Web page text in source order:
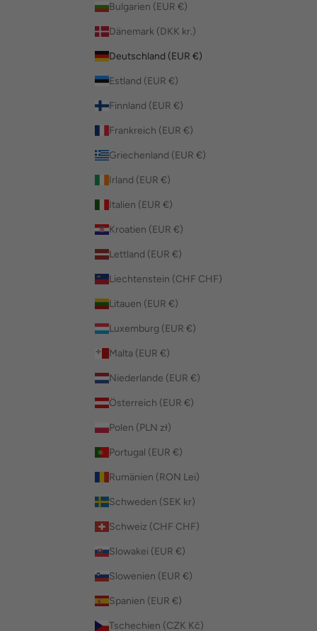
Bulgarien (EUR €)
Dänemark (DKK kr.)
Deutschland (EUR €)
Estland (EUR €)
Finnland (EUR €)
Frankreich (EUR €)
Griechenland (EUR €)
Irland (EUR €)
Italien (EUR €)
Kroatien (EUR €)
Lettland (EUR €)
Liechtenstein (CHF CHF)
Litauen (EUR €)
Luxemburg (EUR €)
Malta (EUR €)
Niederlande (EUR €)
Österreich (EUR €)
Polen (PLN zł)
Portugal (EUR €)
Rumänien (RON Lei)
Schweden (SEK kr)
Schweiz (CHF CHF)
Slowakei (EUR €)
Slowenien (EUR €)
Spanien (EUR €)
Tschechien (CZK Kč)